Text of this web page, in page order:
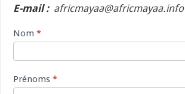
E-mail : africmayaa@africmayaa.info
Contact
Us
Nom*
Prénoms*